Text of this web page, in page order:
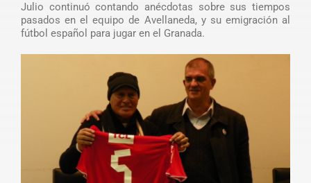
Julio continuó contando anécdotas sobre sus tiempos
pasados en el equipo de Avellaneda, y su emigración al
fútbol español para jugar en el Granada.